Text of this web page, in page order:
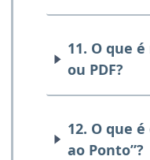
11. O que
ou PDF?
12. O que
ao Ponto”?